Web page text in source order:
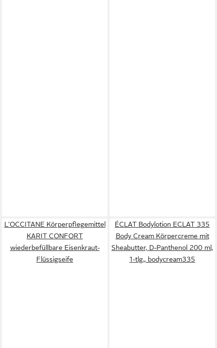
L'OCCITANE Körperpflegemittel
KARIT CONFORT
wiederbefüllbare Eisenkraut-
Flüssigseife
ÉCLAT Bodylotion ECLAT 335
Body Cream Körpercreme mit
Sheabutter, D-Panthenol 200 ml,
1-tlg., bodycream335